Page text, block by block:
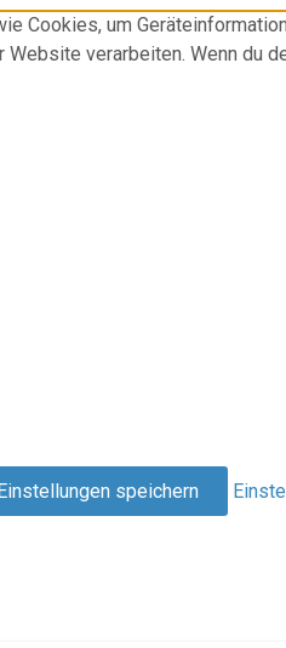
Cookies, um
verarbeiten. Wenn
speichern